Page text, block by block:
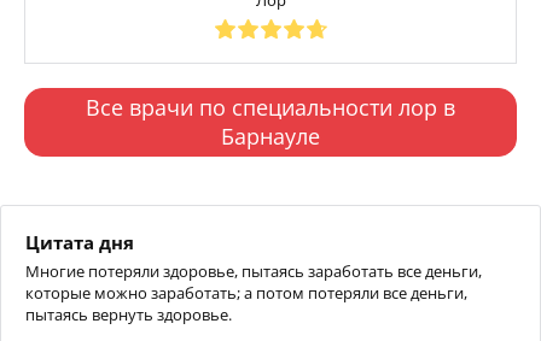
Все врачи по специальности лор в
Барнауле
Цитата дня
Многие потеряли здоровье, пытаясь заработать все деньги,
которые можно заработать; а потом потеряли все деньги,
пытаясь вернуть здоровье.